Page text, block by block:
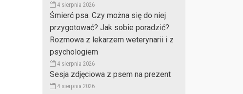
4 sierpnia 2026
Śmierć psa. Czy można się do niej
przygotować? Jak sobie poradzić?
Rozmowa z lekarzem weterynarii i z
psychologiem
4 sierpnia 2026
Sesja zdjęciowa z psem na prezent
4 sierpnia 2026